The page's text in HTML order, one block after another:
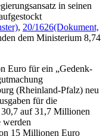
in seinen
, 20/1626(Dokument,
dem Ministerium 8,74
Euro für ein „Gedenk-
(Rheinland-Pfalz) neu
für die
auf 31,7 Millionen
werden
15 Millionen Euro